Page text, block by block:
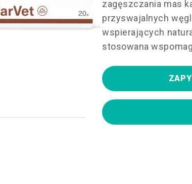
zagęszczania mas
przyswajalnych
wspierających
stosowana